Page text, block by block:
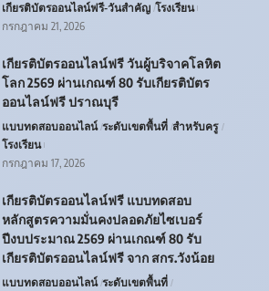
เกียรติบัตรออนไลน์ฟรี-วันสำคัญ โรงเรียน
กรกฎาคม 21, 2026
เกียรติบัตรออนไลน์ฟรี วันผู้บริจาคโลหิต
โลก 2569 ผ่านเกณฑ์ 80 รับเกียรติบัตร
ออนไลน์ฟรี ปราณบุรี
แบบทดสอบออนไลน์ ระดับเขตพื้นที่ สำหรับครู
โรงเรียน
กรกฎาคม 17, 2026
เกียรติบัตรออนไลน์ฟรี แบบทดสอบ
หลักสูตรความมั่นคงปลอดภัยไซเบอร์
ปีงบประมาณ 2569 ผ่านเกณฑ์ 80 รับ
เกียรติบัตรออนไลน์ฟรี จาก สกร.วังน้อย
แบบทดสอบออนไลน์ ระดับเขตพื้นที่